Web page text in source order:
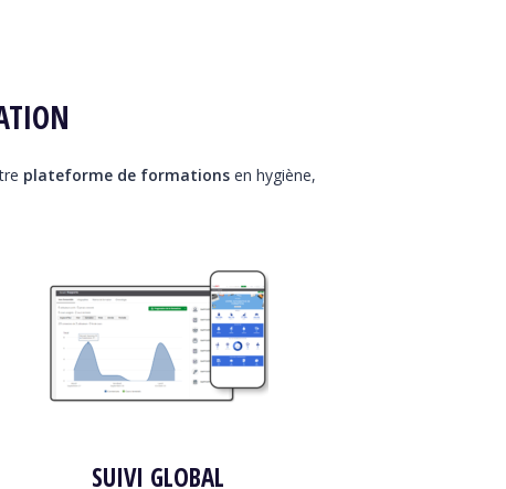
plateforme de formationsen hygiène,
SUIVI GLOBAL